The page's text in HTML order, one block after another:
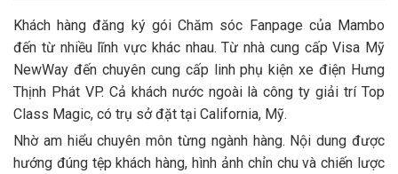
Khách hàng đăng ký gói Chăm sóc Fanpage của Mambo
đến từ nhiều lĩnh vực khác nhau. Từ nhà cung cấpVisa Mỹ
NewWay đếnchuyên cung cấp linh phụ kiện xe điện Hưng
Thịnh Phát VP. Cả khách nước ngoài là công ty giải trí Top
Class Magic, có trụ sở đặt tại California, Mỹ.
Nhờ am hiểu chuyên môn từng ngành hàng. Nội dung được
hướng đúng tệp khách hàng, hình ảnh chỉn chu và chiến lược